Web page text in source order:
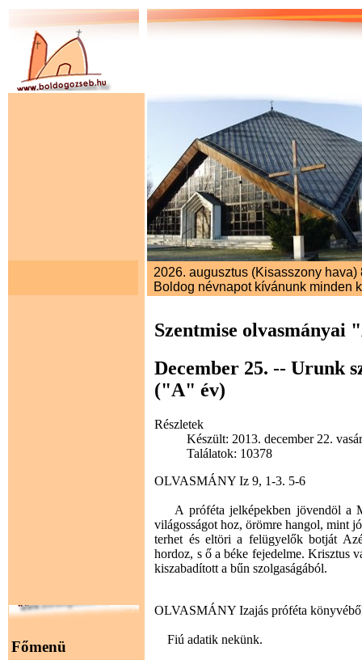
Főmenü
2026. augusztus (Kisasszony hava)
Boldog névnapot kívánunk minden
Szentmise olvasmányai
December 25. -- Urunk
("A" év)
Részletek
Készült: 2013. december 22.
Találatok: 10378
OLVASMÁNY Iz 9, 1-3. 5-6
A próféta jelképekben jövendöl a
világosságot hoz, örömre hangol, mint
terhet és eltöri a felügyelők botját
hordoz, s ő a béke fejedelme. Krisztus
kiszabadított a bűn szolgaságából.
OLVASMÁNY Izajás próféta
Fiú adatik nekünk.